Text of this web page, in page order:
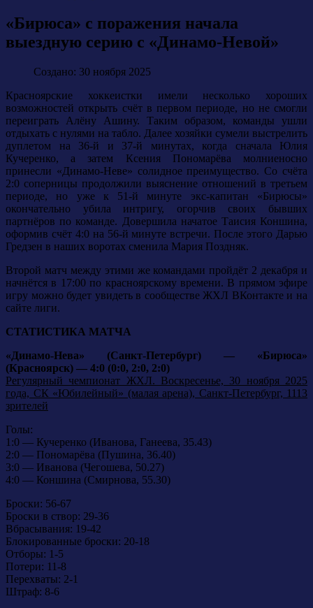
«Бирюса» с поражения начала
выездную серию с «Динамо-Невой»
Создано: 30 ноября 2025
Красноярские хоккеистки имели несколько хороших
возможностей открыть счёт в первом периоде, но не смогли
переиграть Алёну Ашину. Таким образом, команды ушли
отдыхать с нулями на табло. Далее хозяйки сумели выстрелить
дуплетом на 36-й и 37-й минутах, когда сначала Юлия
Кучеренко, а затем Ксения Пономарёва молниеносно
принесли «Динамо-Неве» солидное преимущество. Со счёта
2:0 соперницы продолжили выяснение отношений в третьем
периоде, но уже к 51-й минуте экс-капитан «Бирюсы»
окончательно убила интригу, огорчив своих бывших
партнёров по команде. Довершила начатое Таисия Коншина,
оформив счёт 4:0 на 56-й минуте встречи. После этого Дарью
Гредзен в наших воротах сменила Мария Поздняк.
Второй матч между этими же командами пройдёт 2 декабря и
начнётся в 17:00 по красноярскому времени. В прямом эфире
игру можно будет увидеть в сообществе ЖХЛ ВКонтакте и на
сайте лиги.
СТАТИСТИКА МАТЧА
«Динамо-Нева» (Санкт-Петербург) — «Бирюса»
(Красноярск) — 4:0 (0:0, 2:0, 2:0)
Регулярный чемпионат ЖХЛ. Воскресенье, 30 ноября 2025
года, СК «Юбилейный» (малая арена), Санкт-Петербург, 1113
зрителей
Голы:
1:0 — Кучеренко (Иванова, Ганеева, 35.43)
2:0 — Пономарёва (Пушина, 36.40)
3:0 — Иванова (Чегошева, 50.27)
4:0 — Коншина (Смирнова, 55.30)
Броски: 56-67
Броски в створ: 29-36
Вбрасывания: 19-42
Блокированные броски: 20-18
Отборы: 1-5
Потери: 11-8
Перехваты: 2-1
Штраф: 8-6